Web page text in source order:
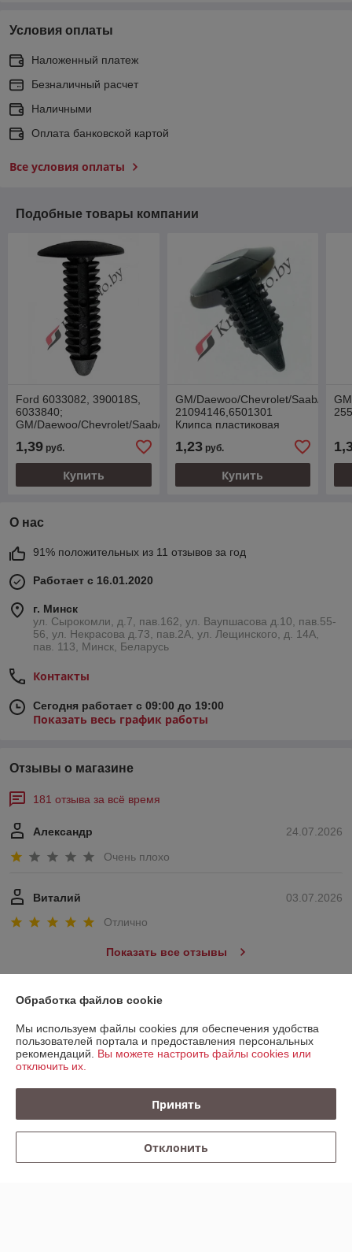
Условия оплаты
Наложенный платеж
Безналичный расчет
Наличными
Оплата банковской картой
Все условия оплаты
Подобные товары компании
Ford 6033082, 390018S,
6033840;
GM/Daewoo/Chevrolet/Saab/Opel
крепления обшивки,
защиты
1,39 руб.
Купить
GM/Daewoo/Chevrolet/Saab/Opel
21094146,6501301
Клипса пластиковая
1,23руб.
Купить
О нас
91% положительных из 11 отзывов за год
Работает с 16.01.2020
г. Минск
ул. Сырокомли, д.7, пав.162, ул. Ваупшасова д.10, пав.55-
56, ул. Некрасова д.73, пав.2А, ул. Лещинского, д. 14А,
пав. 113, Минск, Беларусь
Контакты
Сегодня работает с 09:00 до 19:00
Показать весь график работы
Отзывы о магазине
181 отзыва за всё время
24.07.2026
Александр
Очень плохо
03.07.2026
Виталий
Отлично
Показать все отзывы
О нас
Контакты
График работы
Обработка файлов cookie
Мы используем файлы cookies для обеспечения удобства
пользователей портала и предоставления персональных
рекомендаций. Вы можете настроить файлы cookies или
отключить их.
Принять
Отклонить